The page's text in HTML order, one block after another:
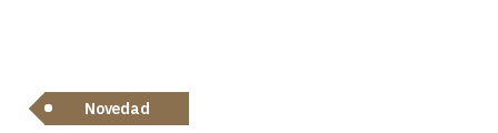
Novedad